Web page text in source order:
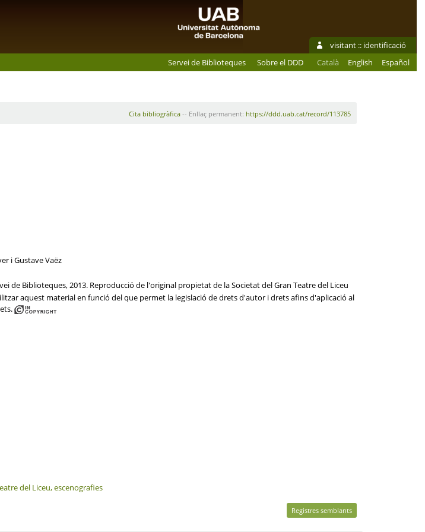
visitant :: identificació
Servei de Biblioteques Sobre el DDD Català English Español
Cita bibliogràfica-- Enllaç permanent: https://ddd.uab.cat/record/113785
i Gustave Vaëz
de Biblioteques, 2013. Reproducció de l'original propietat de la Societat del Gran Teatre del Liceu
aquest material en funció del que permet la legislació de drets d'autor i drets afins d'aplicació al
del Liceu, escenografies
Registres semblants